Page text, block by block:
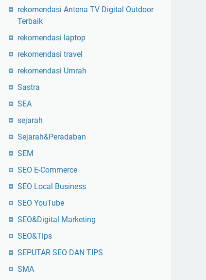
rekomendasi Antena TV Digital Outdoor
Terbaik
rekomendasi laptop
rekomendasi travel
rekomendasi Umrah
Sastra
SEA
sejarah
Sejarah&Peradaban
SEM
SEO E-Commerce
SEO Local Business
SEO YouTube
SEO&Digital Marketing
SEO&Tips
SEPUTAR SEO DAN TIPS
SMA